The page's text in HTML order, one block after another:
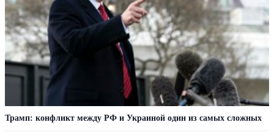
Трамп: конфликт между РФ и Украиной один из самых сложных